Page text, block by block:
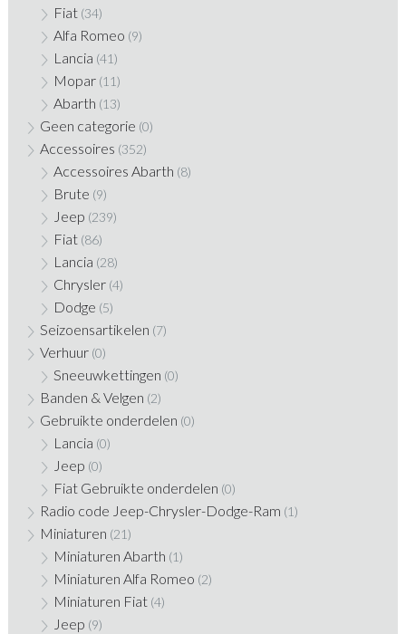
Fiat (34)
Alfa Romeo (9)
Lancia (41)
Mopar (11)
Abarth (13)
Geen categorie (0)
Accessoires (352)
Accessoires Abarth (8)
Brute (9)
Jeep (239)
Fiat (86)
Lancia (28)
Chrysler (4)
Dodge (5)
Seizoensartikelen (7)
Verhuur (0)
Sneeuwkettingen (0)
Banden & Velgen (2)
Gebruikte onderdelen (0)
Lancia (0)
Jeep (0)
Fiat Gebruikte onderdelen (0)
Radio code Jeep-Chrysler-Dodge-Ram (1)
Miniaturen (21)
Miniaturen Abarth (1)
Miniaturen Alfa Romeo (2)
Miniaturen Fiat (4)
Jeep (9)